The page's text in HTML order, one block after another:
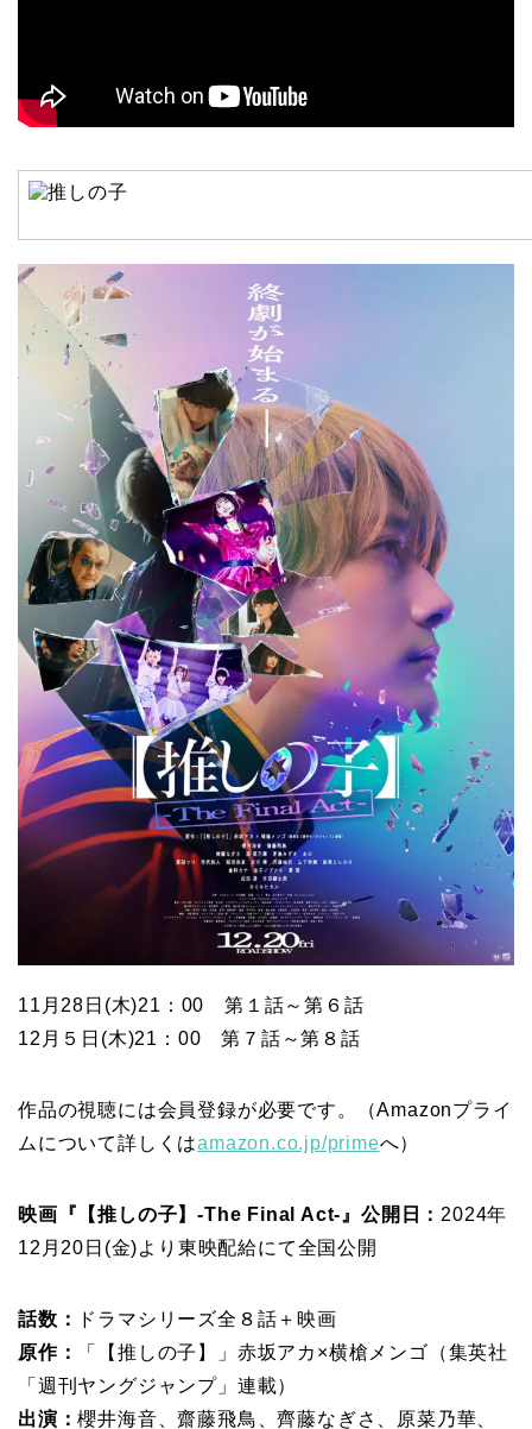
11月28日(木)21：00 第１話～第６話
12月５日(木)21：00 第７話～第８話
作品の視聴には会員登録が必要です。（Amazonプライ
ムについて詳しくはamazon.co.jp/primeへ）
映画『【推しの子】-The Final Act-』公開日： 2024年
12月20日(金)より東映配給にて全国公開
話数：
ドラマシリーズ全８話＋映画
原作：
「【推しの子】」赤坂アカ×横槍メンゴ（集英社
「週刊ヤングジャンプ」連載）
出演：櫻井海音、齋藤飛鳥、齊藤なぎさ、原菜乃華、